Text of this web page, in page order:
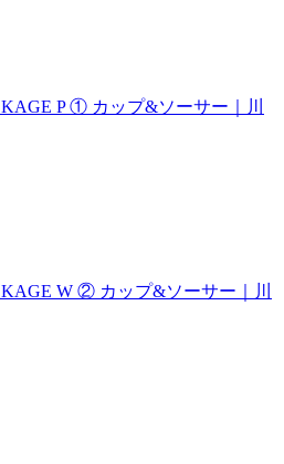
KAGE P ① カップ&ソーサー｜川
KAGE W ② カップ&ソーサー｜川